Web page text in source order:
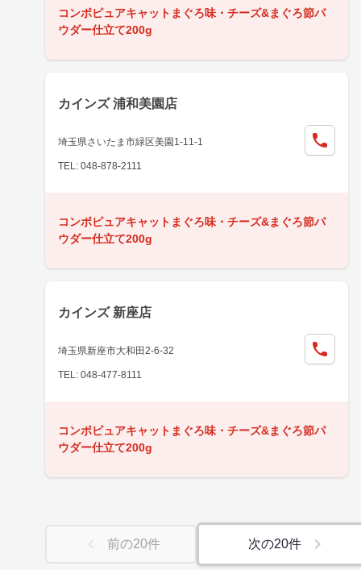
コンボピュアキャットまぐろ味・チーズ&まぐろ節パ
ウダー仕立て200g
カインズ 浦和美園店
埼玉県さいたま市緑区美園1-11-1
TEL: 048-878-2111
コンボピュアキャットまぐろ味・チーズ&まぐろ節パ
ウダー仕立て200g
カインズ 新座店
埼玉県新座市大和田2-6-32
TEL: 048-477-8111
コンボピュアキャットまぐろ味・チーズ&まぐろ節パ
ウダー仕立て200g
前の20件 次の20件